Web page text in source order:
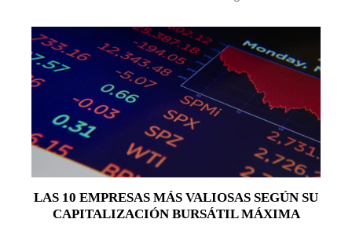
LAS 10 EMPRESAS MÁS VALIOSAS SEGÚN SU
CAPITALIZACIÓN BURSÁTIL MÁXIMA